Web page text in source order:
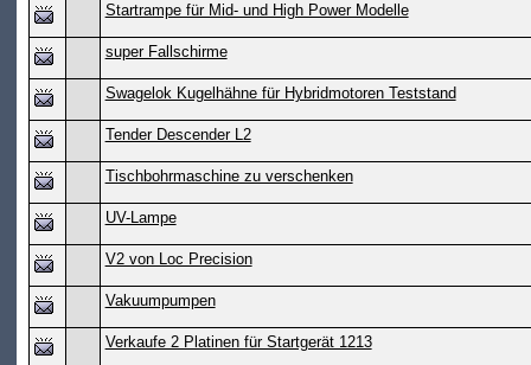
Startrampe für Mid- und High Power Modelle
super Fallschirme
Swagelok Kugelhähne für Hybridmotoren Teststand
Tender Descender L2
Tischbohrmaschine zu verschenken
UV-Lampe
V2 von Loc Precision
Vakuumpumpen
Verkaufe 2 Platinen für Startgerät 1213